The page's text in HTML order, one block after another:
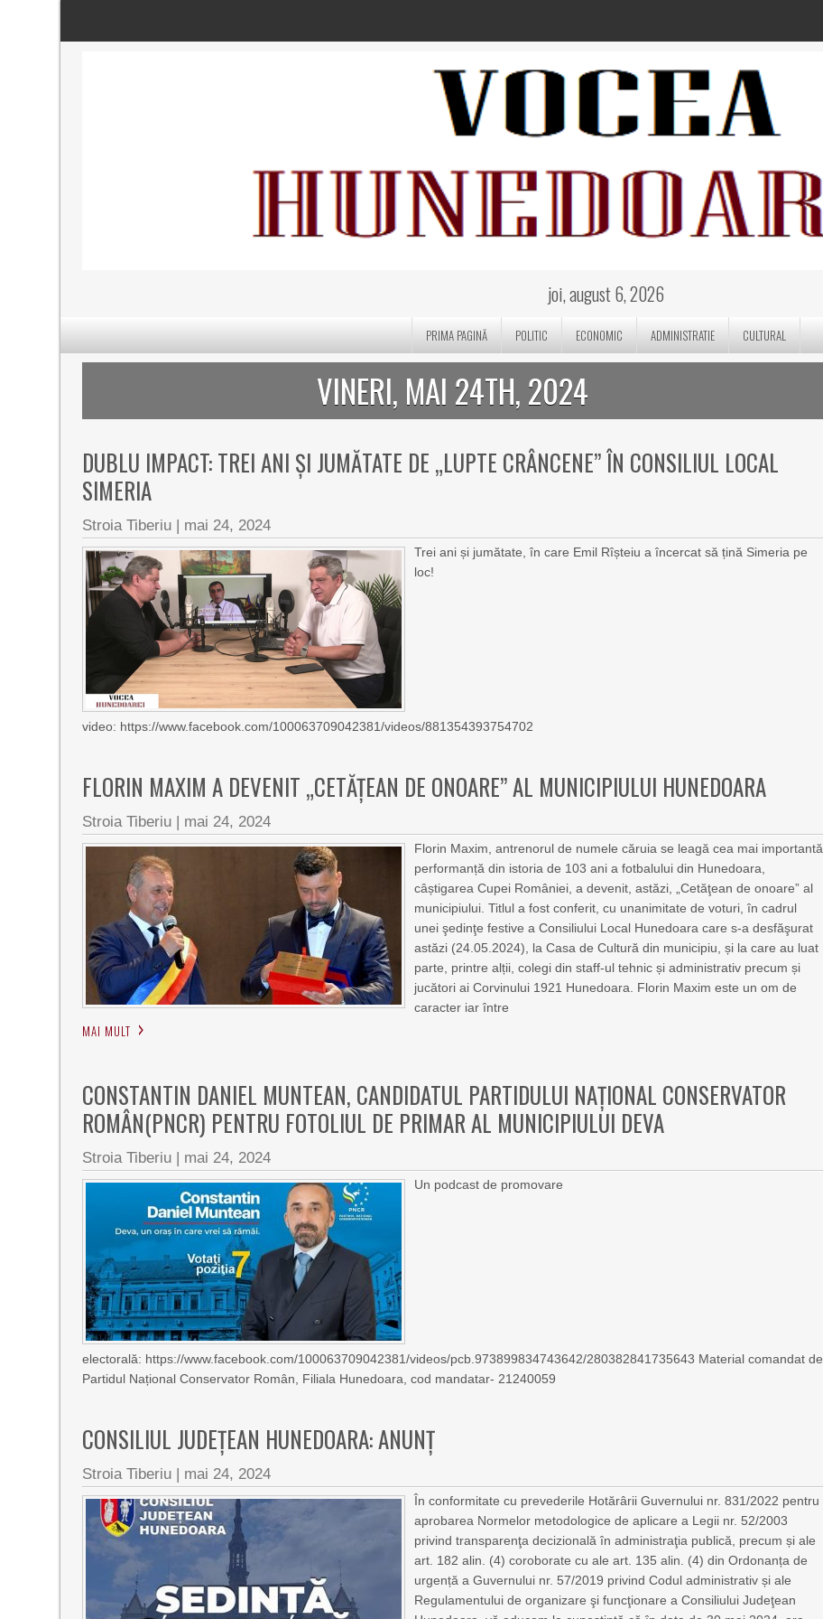
joi, august 6, 2026
PRIMA PAGINĂ POLITIC ECONOMIC ADMINISTRATIE CULTURAL
VINERI, MAI 24TH, 2024
DUBLU IMPACT: TREI ANI ȘI JUMĂTATE DE „LUPTE CRÂNCENE” ÎN CONSILIUL LOCAL
SIMERIA
Stroia Tiberiu | mai 24, 2024
Trei ani și jumătate, în care Emil Rîșteiu a încercat să țină Simeria pe
loc!
video: https://www.facebook.com/100063709042381/videos/881354393754702
FLORIN MAXIM A DEVENIT „CETĂŢEAN DE ONOARE” AL MUNICIPIULUI HUNEDOARA
Stroia Tiberiu | mai 24, 2024
Florin Maxim, antrenorul de numele căruia se leagă cea mai importantă
performanță din istoria de 103 ani a fotbalului din Hunedoara,
câștigarea Cupei României, a devenit, astăzi, „Cetăţean de onoare” al
municipiului. Titlul a fost conferit, cu unanimitate de voturi, în cadrul
unei şedinţe festive a Consiliului Local Hunedoara care s-a desfăşurat
astăzi (24.05.2024), la Casa de Cultură din municipiu, și la care au luat
parte, printre alții, colegi din staff-ul tehnic și administrativ precum și
jucători ai Corvinului 1921 Hunedoara. Florin Maxim este un om de
caracter iar între
MAI MULT
CONSTANTIN DANIEL MUNTEAN, CANDIDATUL PARTIDULUI NAȚIONAL CONSERVATOR
ROMÂN(PNCR) PENTRU FOTOLIUL DE PRIMAR AL MUNICIPIULUI DEVA
Stroia Tiberiu | mai 24, 2024
Un podcast de promovare
electorală: https://www.facebook.com/100063709042381/videos/pcb.973899834743642/280382841735643 Material comandat de
Partidul Național Conservator Român, Filiala Hunedoara, cod mandatar- 21240059
CONSILIUL JUDEȚEAN HUNEDOARA: ANUNȚ
Stroia Tiberiu | mai 24, 2024
În conformitate cu prevederile Hotărârii Guvernului nr. 831/2022 pentru
aprobarea Normelor metodologice de aplicare a Legii nr. 52/2003
privind transparenţa decizională în administraţia publică, precum și ale
art. 182 alin. (4) coroborate cu ale art. 135 alin. (4) din Ordonanța de
urgență a Guvernului nr. 57/2019 privind Codul administrativ și ale
Regulamentului de organizare şi funcţionare a Consiliului Judeţean